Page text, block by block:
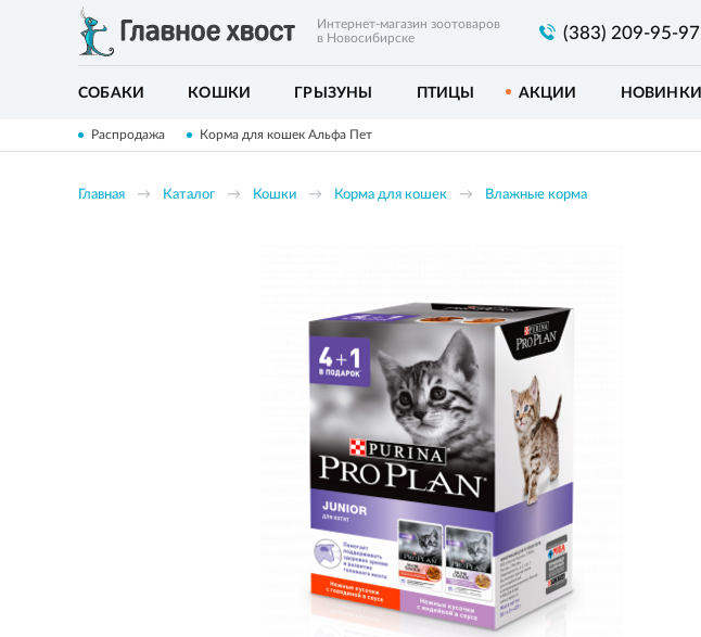
Интернет-магазин зоотоваров
в Новосибирске
(383) 209-95-97
СОБАКИ КОШКИ ГРЫЗУНЫ ПТИЦЫ АКЦИИ НОВИНКИ
Распродажа Корма для кошек Альфа Пет
Главная Каталог Кошки Корма для кошек Влажные корма